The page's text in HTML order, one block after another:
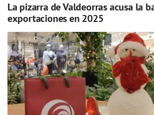
La pizarra de Valdeorras acusa la
exportaciones en 2025